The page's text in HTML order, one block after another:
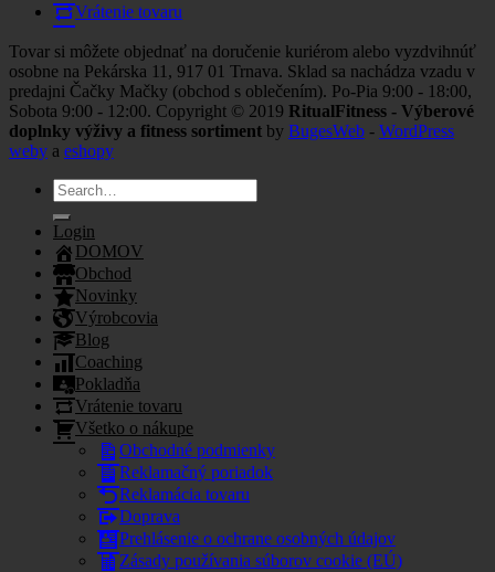
Vrátenie tovaru
Tovar si môžete objednať na doručenie kuriérom alebo vyzdvihnúť
osobne na Pekárska 11, 917 01 Trnava. Sklad sa nachádza vzadu v
predajni Čačky Mačky (obchod s oblečením). Po-Pia 9:00 - 18:00,
Sobota 9:00 - 12:00. Copyright © 2019 RitualFitness - Výberové
doplnky výživy a fitness sortiment by BugesWeb - WordPress
weby a eshopy
Search
for:
Login
DOMOV
Obchod
Novinky
Výrobcovia
Blog
Coaching
Pokladňa
Vrátenie tovaru
Všetko o nákupe
Obchodné podmienky
Reklamačný poriadok
Reklamácia tovaru
Doprava
Prehlásenie o ochrane osobných údajov
Zásady používania súborov cookie (EÚ)